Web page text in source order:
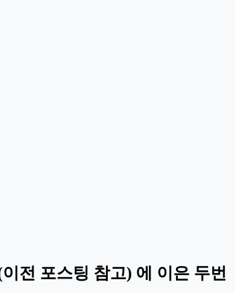
전 포스팅 참고) 에 이은 두번